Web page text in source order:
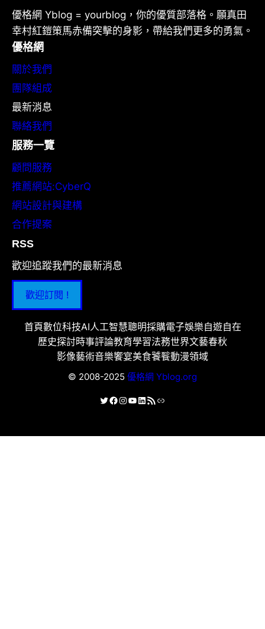
優格網 Yblog = yourblog，你的優質部落格。願真田
幸村紅鎧策馬赤備突擊的身影，帶給我們更多的勇氣。
優格網
關於我們
團隊組成
最新消息
聯絡我們
服務一覽
顧問服務
推薦網站:CyberQ
網站設計與建構
合作提案
RSS
歡迎追蹤我們的最新消息
歡迎訂閱 !
首頁數位科技AI人工智慧聰明採購電子娛樂自遊自在
歷史探討時事評論教育學習法務世界文藝春秋
影像藝術音樂饗宴美食饕餮動漫領域
© 2008-2025 優格網 Yblog.org
X Facebook
Instagram
YouTube
LinkedIn
RSS 資訊提供連結